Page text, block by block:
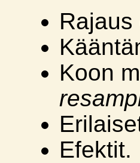
Rajaus
Koon
Efektit.